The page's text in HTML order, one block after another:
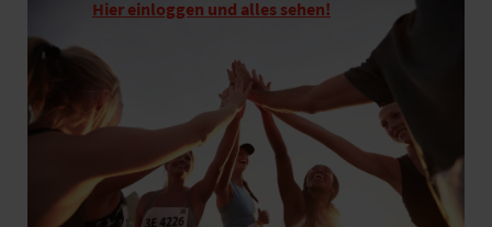
Hier einloggen und alles sehen!